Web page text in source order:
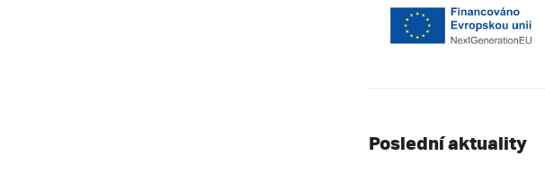
Poslední aktuality